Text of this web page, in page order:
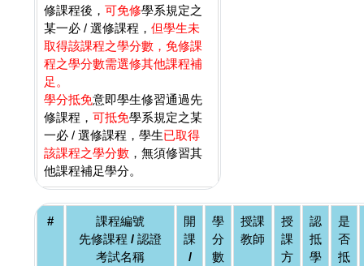
修課程後， 可免修學系規定之
某一必 / 選修課程， 但學生未
取得該課程之學分數，免修課
程之學分數需選修其他課程補
足。
學分抵免意即學生修習通過先
修課程， 可抵免學系規定之某
一必 / 選修課程，學生已取得
該課程之學分數 ，無須修習其
他課程補足學分。
#
課程編號
先修課程 / 認證
考試名稱
開
課
/
學
分
數
授課
教師
授
課
方
認
抵
學
是
否
抵